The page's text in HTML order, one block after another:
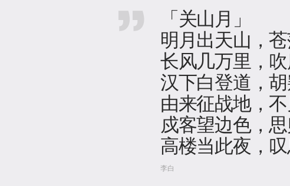
「关山月」
明月出天山，苍
长风几万里，吹
汉下白登道，胡
由来征战地，不
戍客望边色，思
高楼当此夜，叹
李白